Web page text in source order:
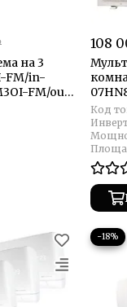
на 3
FM/in-
FM/out-
108
Код
−18%